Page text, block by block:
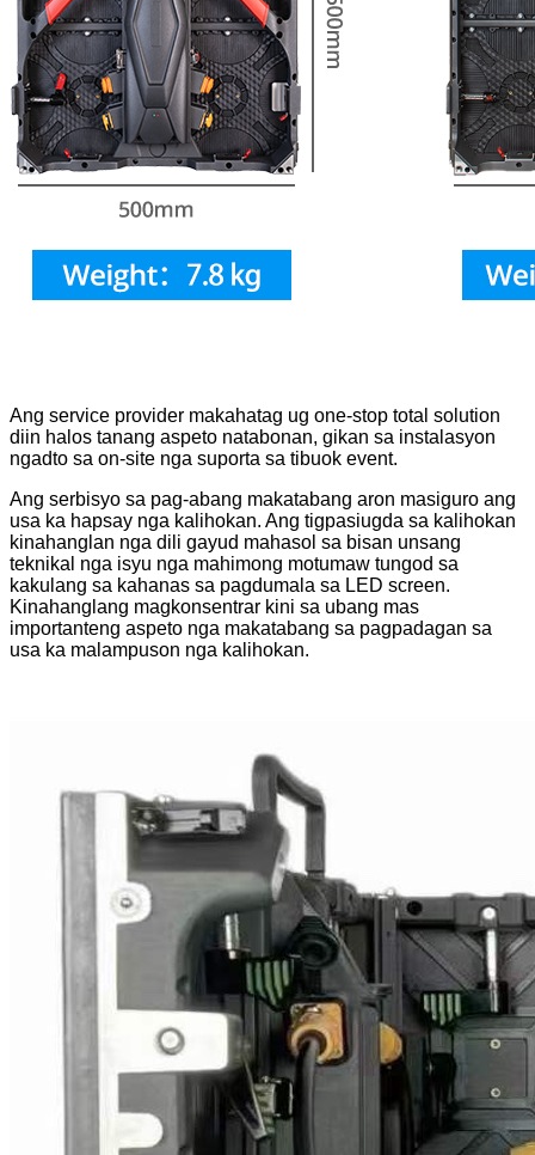
Ang service provider makahatag ug one-stop total solution
diin halos tanang aspeto natabonan, gikan sa instalasyon
ngadto sa on-site nga suporta sa tibuok event.
Ang serbisyo sa pag-abang makatabang aron masiguro ang
usa ka hapsay nga kalihokan. Ang tigpasiugda sa kalihokan
kinahanglan nga dili gayud mahasol sa bisan unsang
teknikal nga isyu nga mahimong motumaw tungod sa
kakulang sa kahanas sa pagdumala sa LED screen.
Kinahanglang magkonsentrar kini sa ubang mas
importanteng aspeto nga makatabang sa pagpadagan sa
usa ka malampuson nga kalihokan.